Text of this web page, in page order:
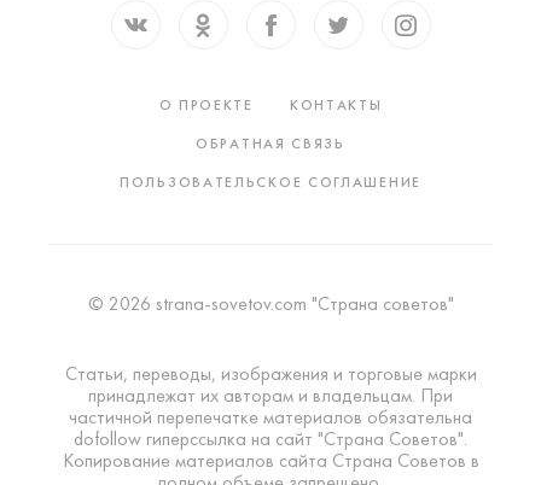
О ПРОЕКТЕ
КОНТАКТЫ
ОБРАТНАЯ СВЯЗЬ
ПОЛЬЗОВАТЕЛЬСКОЕ СОГЛАШЕНИЕ
© 2026 strana-sovetov.com "Страна советов"
Статьи, переводы, изображения и торговые марки
принадлежат их авторам и владельцам. При
частичной перепечатке материалов обязательна
dofollow гиперссылка на сайт "Страна Советов".
Копирование материалов сайта Страна Советов в